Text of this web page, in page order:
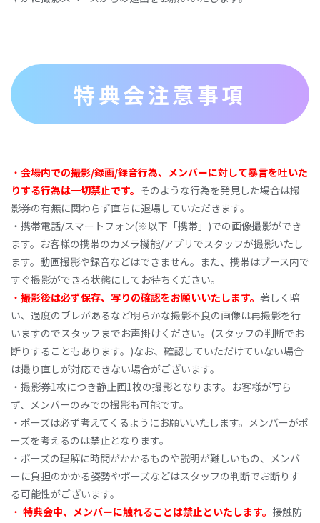
特典会注意事項
・ 会場内での撮影/録画/録音行為、メンバーに対して暴言を吐いた
りする行為は一切禁止です。 そのような行為を発見した場合は撮
影券の有無に関わらず直ちに退場していただきます。
・携帯電話/スマートフォン(※以下「携帯」)での画像撮影ができ
ます。お客様の携帯のカメラ機能/アプリでスタッフが撮影いたし
ます。動画撮影や録音などはできません。また、携帯はブース内で
すぐ撮影ができる状態にしてお待ちください。
・ 撮影後は必ず保存、写りの確認をお願いいたします。 著しく暗
い、過度のブレがあるなど明らかな撮影不良の画像は再撮影を行
いますのでスタッフまでお声掛けください。(スタッフの判断でお
断りすることもあります。)なお、確認していただけていない場合
は撮り直しが対応できない場合がございます。
・撮影券1枚につき静止画1枚の撮影となります。お客様が写ら
ず、メンバーのみでの撮影も可能です。
・ポーズは必ず考えてくるようにお願いいたします。メンバーがポ
ーズを考えるのは禁止となります。
・ポーズの理解に時間がかかるものや説明が難しいもの、メンバ
ーに負担のかかる姿勢やポーズなどはスタッフの判断でお断りす
る可能性がございます。
・ 特典会中、メンバーに触れることは禁止といたします。 接触防